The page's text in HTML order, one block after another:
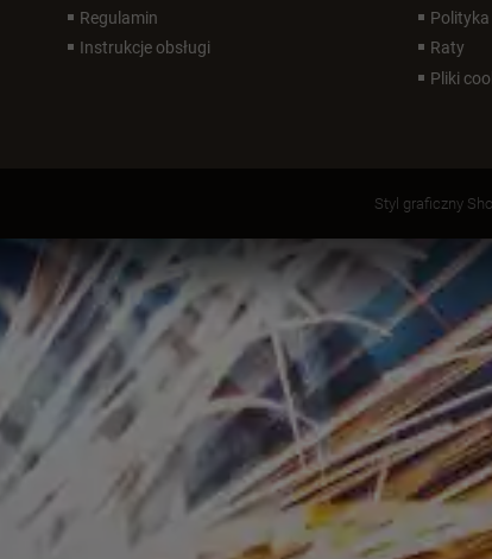
Regulamin
Instrukcje obsługi
Raty
Pliki
Styl graficzny